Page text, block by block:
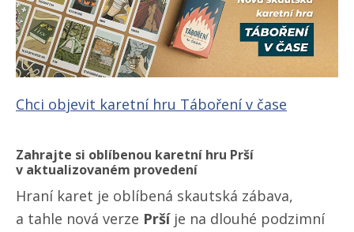
Chci objevit karetní hru Táboření v čase
Zahrajte si oblíbenou karetní hru Prší
v aktualizovaném provedení
Hraní karet je oblíbená skautská zábava,
a tahle nová verze Pršíje na dlouhé podzimní